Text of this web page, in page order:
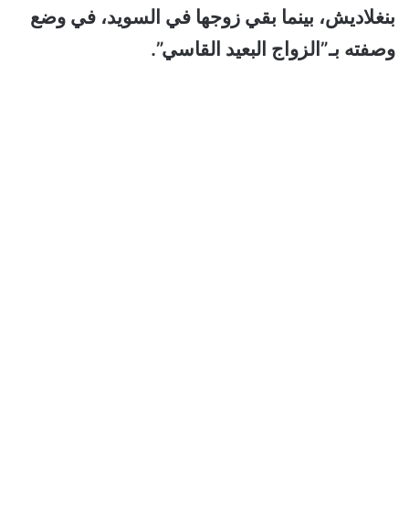
بنغلاديش، بينما بقي زوجها في السويد، في وضع
وصفته بـ”الزواج البعيد القاسي”.